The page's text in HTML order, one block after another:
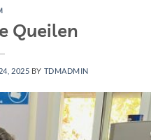
Queilen
2025 BY TDMADMIN